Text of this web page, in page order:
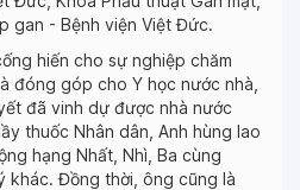
gan - Bệnh viện Việt Đức.
hiến cho sự nghiệp chăm
đóng góp cho Y học nước nhà,
đã vinh dự được nhà nước
thuốc Nhân dân, Anh hùng lao
hạng Nhất, Nhì, Ba cùng
khác. Đồng thời, ông cũng là